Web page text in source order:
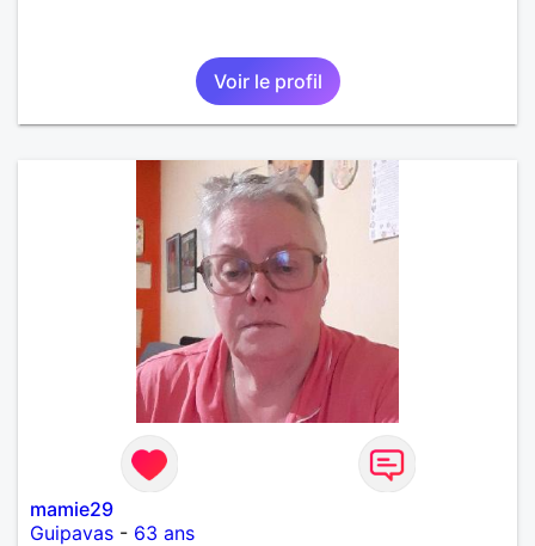
Voir le profil
mamie29
Guipavas - 63 ans